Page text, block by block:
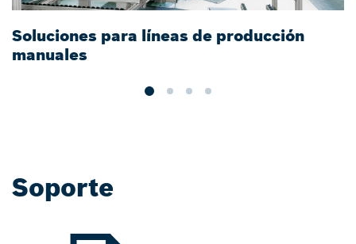
Soluciones para líneas de producción
manuales
Soporte